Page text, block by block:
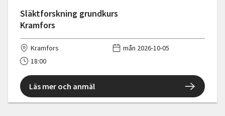
Släktforskning grundkurs
Kramfors
Kramfors
mån 2026-10-05
18:00
Läs mer och anmäl